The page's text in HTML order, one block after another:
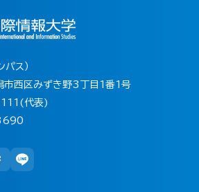
パス）
西区みずき野3丁目1番1号
代表)